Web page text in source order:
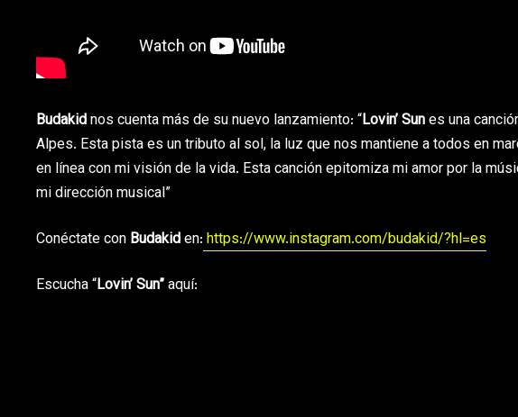
Budakidnos cuenta más de su nuevo lanzamiento: “Lovin’ Sunes una
Alpes. Esta pista es un tributo al sol, la luz que nos mantiene a todos en
en línea con mi visión de la vida. Esta canción epitomiza mi amor por la
mi dirección musical”
Conéctate con Budakiden: https://www.instagram.com/budakid/?hl=es
Escucha “Lovin’ Sun”aquí: